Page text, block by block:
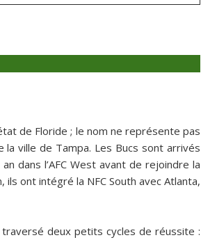
de Floride ; le nom ne représente pas
ville de Tampa. Les Bucs sont arrivés
dans l’AFC West avant de rejoindre la
ils ont intégré la NFC South avec Atlanta,
deux petits cycles de réussite :